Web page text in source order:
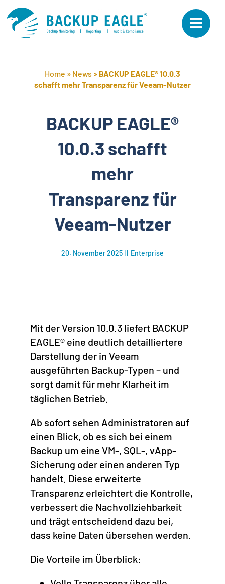
Skip
to
content
Home » News » BACKUP EAGLE® 10.0.3
schafft mehr Transparenz für Veeam-Nutzer
BACKUP EAGLE®
10.0.3 schafft
mehr
Transparenz für
Veeam-Nutzer
20. November 2025 Enterprise
Mit der Version 10.0.3 liefert BACKUP
EAGLE® eine deutlich detailliertere
Darstellung der in Veeam
ausgeführten Backup-Typen – und
sorgt damit für mehr Klarheit im
täglichen Betrieb.
Ab sofort sehen Administratoren auf
einen Blick, ob es sich bei einem
Backup um eine VM-, SQL-, vApp-
Sicherung oder einen anderen Typ
handelt. Diese erweiterte
Transparenz erleichtert die Kontrolle,
verbessert die Nachvollziehbarkeit
und trägt entscheidend dazu bei,
dass keine Daten übersehen werden.
Die Vorteile im Überblick: